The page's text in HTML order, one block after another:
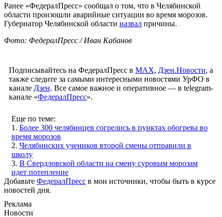
Ранее «ФедералПресс» сообщал о том, что в Челябинской
области произошли аварийные ситуации во время морозов.
Губернатор Челябинской области назвал причины.
Фото: ФедералПресс / Иван Кабанов
Подписывайтесь на ФедералПресс в МАХ, Дзен.Новости, а
также следите за самыми интересными новостями УрФО в
канале Дзен. Все самое важное и оперативное — в telegram-
канале «ФедералПресс».
Еще по теме:
1. Более 300 челябинцев согрелись в пунктах обогрева во
время морозов
2. Челябинских учеников второй смены отправили в
школу
3. В Свердловской области на смену суровым морозам
идет потепление
Добавьте ФедералПресс в мои источники, чтобы быть в курсе
новостей дня.
Реклама
Новости